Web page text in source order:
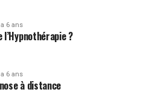
6 ans
l’Hypnothérapie ?
6 ans
à distance